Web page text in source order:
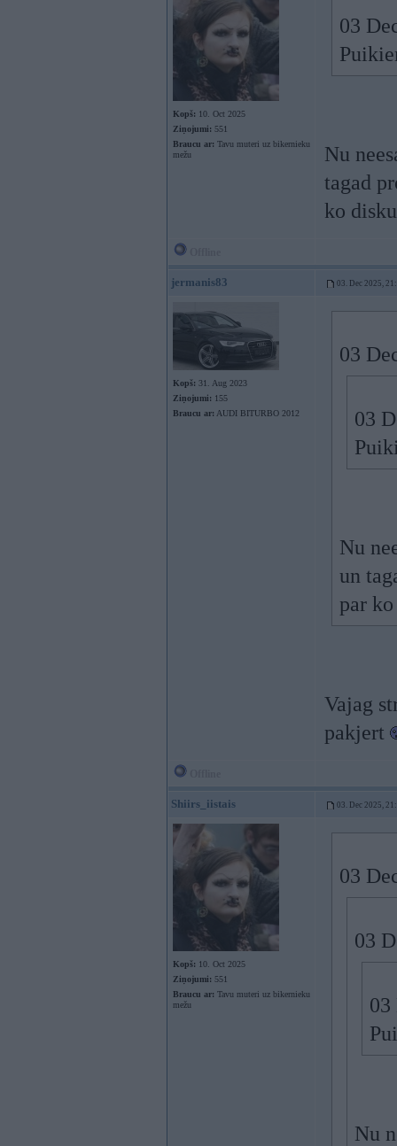
Kopš: 10. Oct 2025
Ziņojumi: 551
Braucu ar: Tavu muteri uz bikernieku
mežu
03
Nu
tagad
ko
jermanis83 03. Dec 2025,
Kopš: 31. Aug 2023
Ziņojumi: 155
Braucu ar: AUDI BITURBO 2012
03
03
Nu
un
par
Vajag
pakjert
Shiirs_iistais 03. Dec 2025,
Kopš: 10. Oct 2025
Ziņojumi: 551
Braucu ar: Tavu muteri uz bikernieku
mežu
03
03
03
Nu